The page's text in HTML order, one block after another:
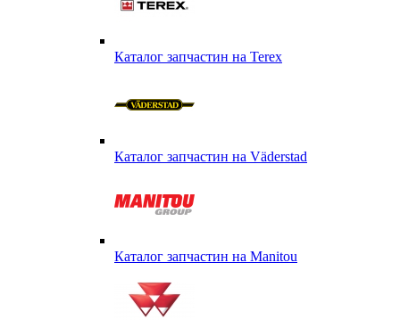
Каталог запчастин на Terex
Каталог запчастин на Väderstad
Каталог запчастин на Маnitou